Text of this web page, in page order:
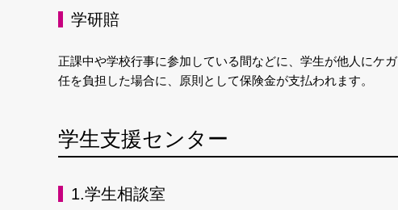
学研賠
正課中や学校行事に参加している間などに、学生が他人にケ
任を負担した場合に、原則として保険金が支払われます。
学生支援センター
1.学生相談室